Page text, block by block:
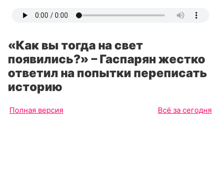
«Как вы тогда на свет
появились?» – Гаспарян жестко
ответил на попытки переписать
историю
Полная версия Всё за сегодня